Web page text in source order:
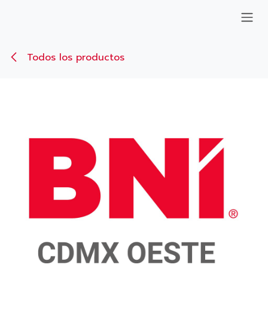
Todos los productos